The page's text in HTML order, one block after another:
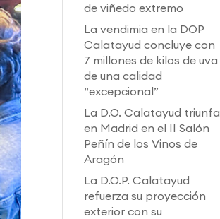
de viñedo extremo
La vendimia en la DOP
Calatayud concluye con
7 millones de kilos de uva
de una calidad
“excepcional”
La D.O. Calatayud triunfa
en Madrid en el II Salón
Peñín de los Vinos de
Aragón
La D.O.P. Calatayud
refuerza su proyección
exterior con su